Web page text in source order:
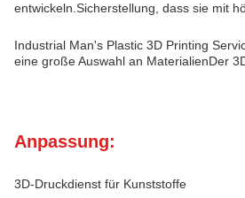
entwickeln.Sicherstellung, dass sie mit
Industrial Man's Plastic 3D Printing
eine große Auswahl an MaterialienDer
Anpassung:
3D-Druckdienst für Kunststoffe